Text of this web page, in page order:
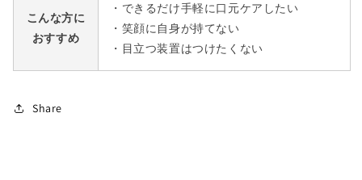
こんな方に
おすすめ
・できるだけ手軽に口元ケアしたい
・笑顔に自身が持てない
・目立つ装置はつけたくない
Share